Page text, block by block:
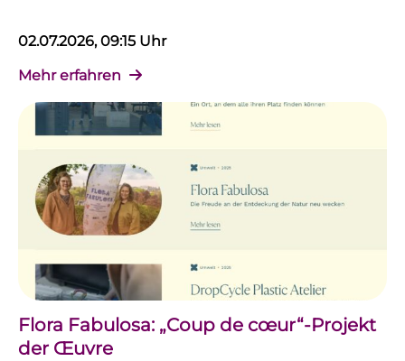
02.07.2026, 09:15 Uhr
Mehr erfahren
Flora Fabulosa: „Coup de cœur“-Projekt
der Œuvre